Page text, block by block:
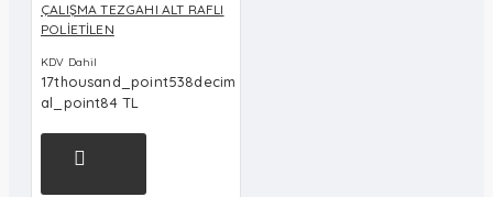
ÇALIŞMA TEZGAHI ALT RAFLI
POLİETİLEN
KDV Dahil
17thousand_point538decim
al_point84 TL